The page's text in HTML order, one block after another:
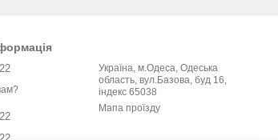
Україна, м.Одеса, Одеська
область, вул.Базова, буд 16,
індекс 65038
Мапа проїзду